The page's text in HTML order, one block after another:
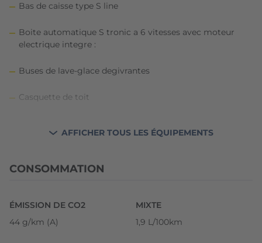
Bas de caisse type S line
Boite automatique S tronic a 6 vitesses avec moteur
electrique integre :
Buses de lave-glace degivrantes
Casquette de toit
AFFICHER TOUS LES ÉQUIPEMENTS
CONSOMMATION
ÉMISSION DE CO2
44 g/km (A)
MIXTE
1,9 L/100km